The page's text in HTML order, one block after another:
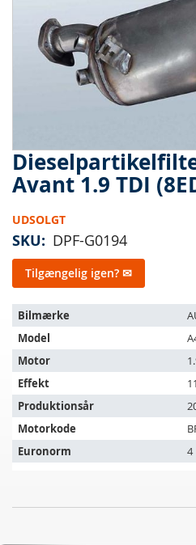
Avant 1.9 TDI
UDSOLGT
SKU DPF-G0194
Tilgængelig igen? ✉
Varen
passer
til
følgende
køretøjer:
Bilmærke
Model
Motor
Effekt
Produktionsår
Motorkode
Euronorm
4
Gå
til
starten
billedgalleriet